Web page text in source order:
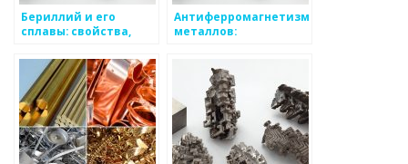
Бериллий и его
сплавы: свойства,
особенности
Антиферромагнетизм
металлов: